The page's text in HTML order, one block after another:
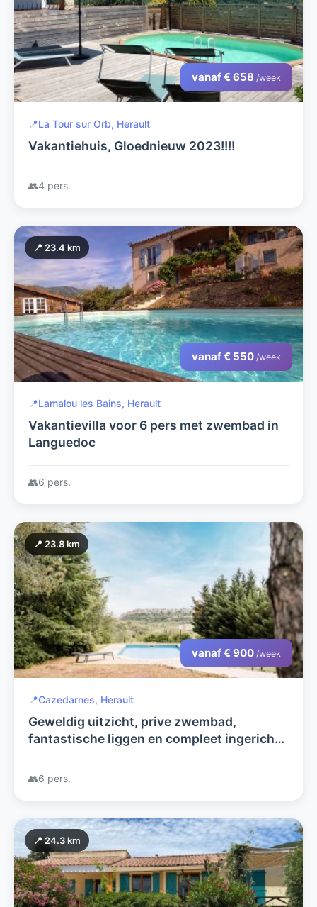
vanaf € 658 /week
📍La Tour sur Orb, Herault
Vakantiehuis, Gloednieuw 2023!!!!
👥4 pers.
📍 23.4 km
vanaf € 550 /week
📍Lamalou les Bains, Herault
Vakantievilla voor 6 pers met zwembad in
Languedoc
👥6 pers.
📍 23.8 km
vanaf € 900 /week
📍Cazedarnes, Herault
Geweldig uitzicht, prive zwembad,
fantastische liggen en compleet ingerichte
👥6 pers.
📍 24.3 km